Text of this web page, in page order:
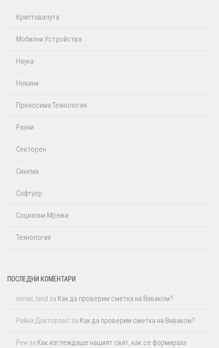
Криптовалута
Мобилни Устройства
Наука
Новини
Преносима Технология
Разни
Секторен
Синема
Софтуер
Социални Мрежи
Технология
ПОСЛЕДНИ КОМЕНТАРИ
ismail_land за Как да проверим сметка на Виваком?
Райна Докторовс за Как да проверим сметка на Виваком?
Рен за Как изглеждаше нашият свят, как се формираха